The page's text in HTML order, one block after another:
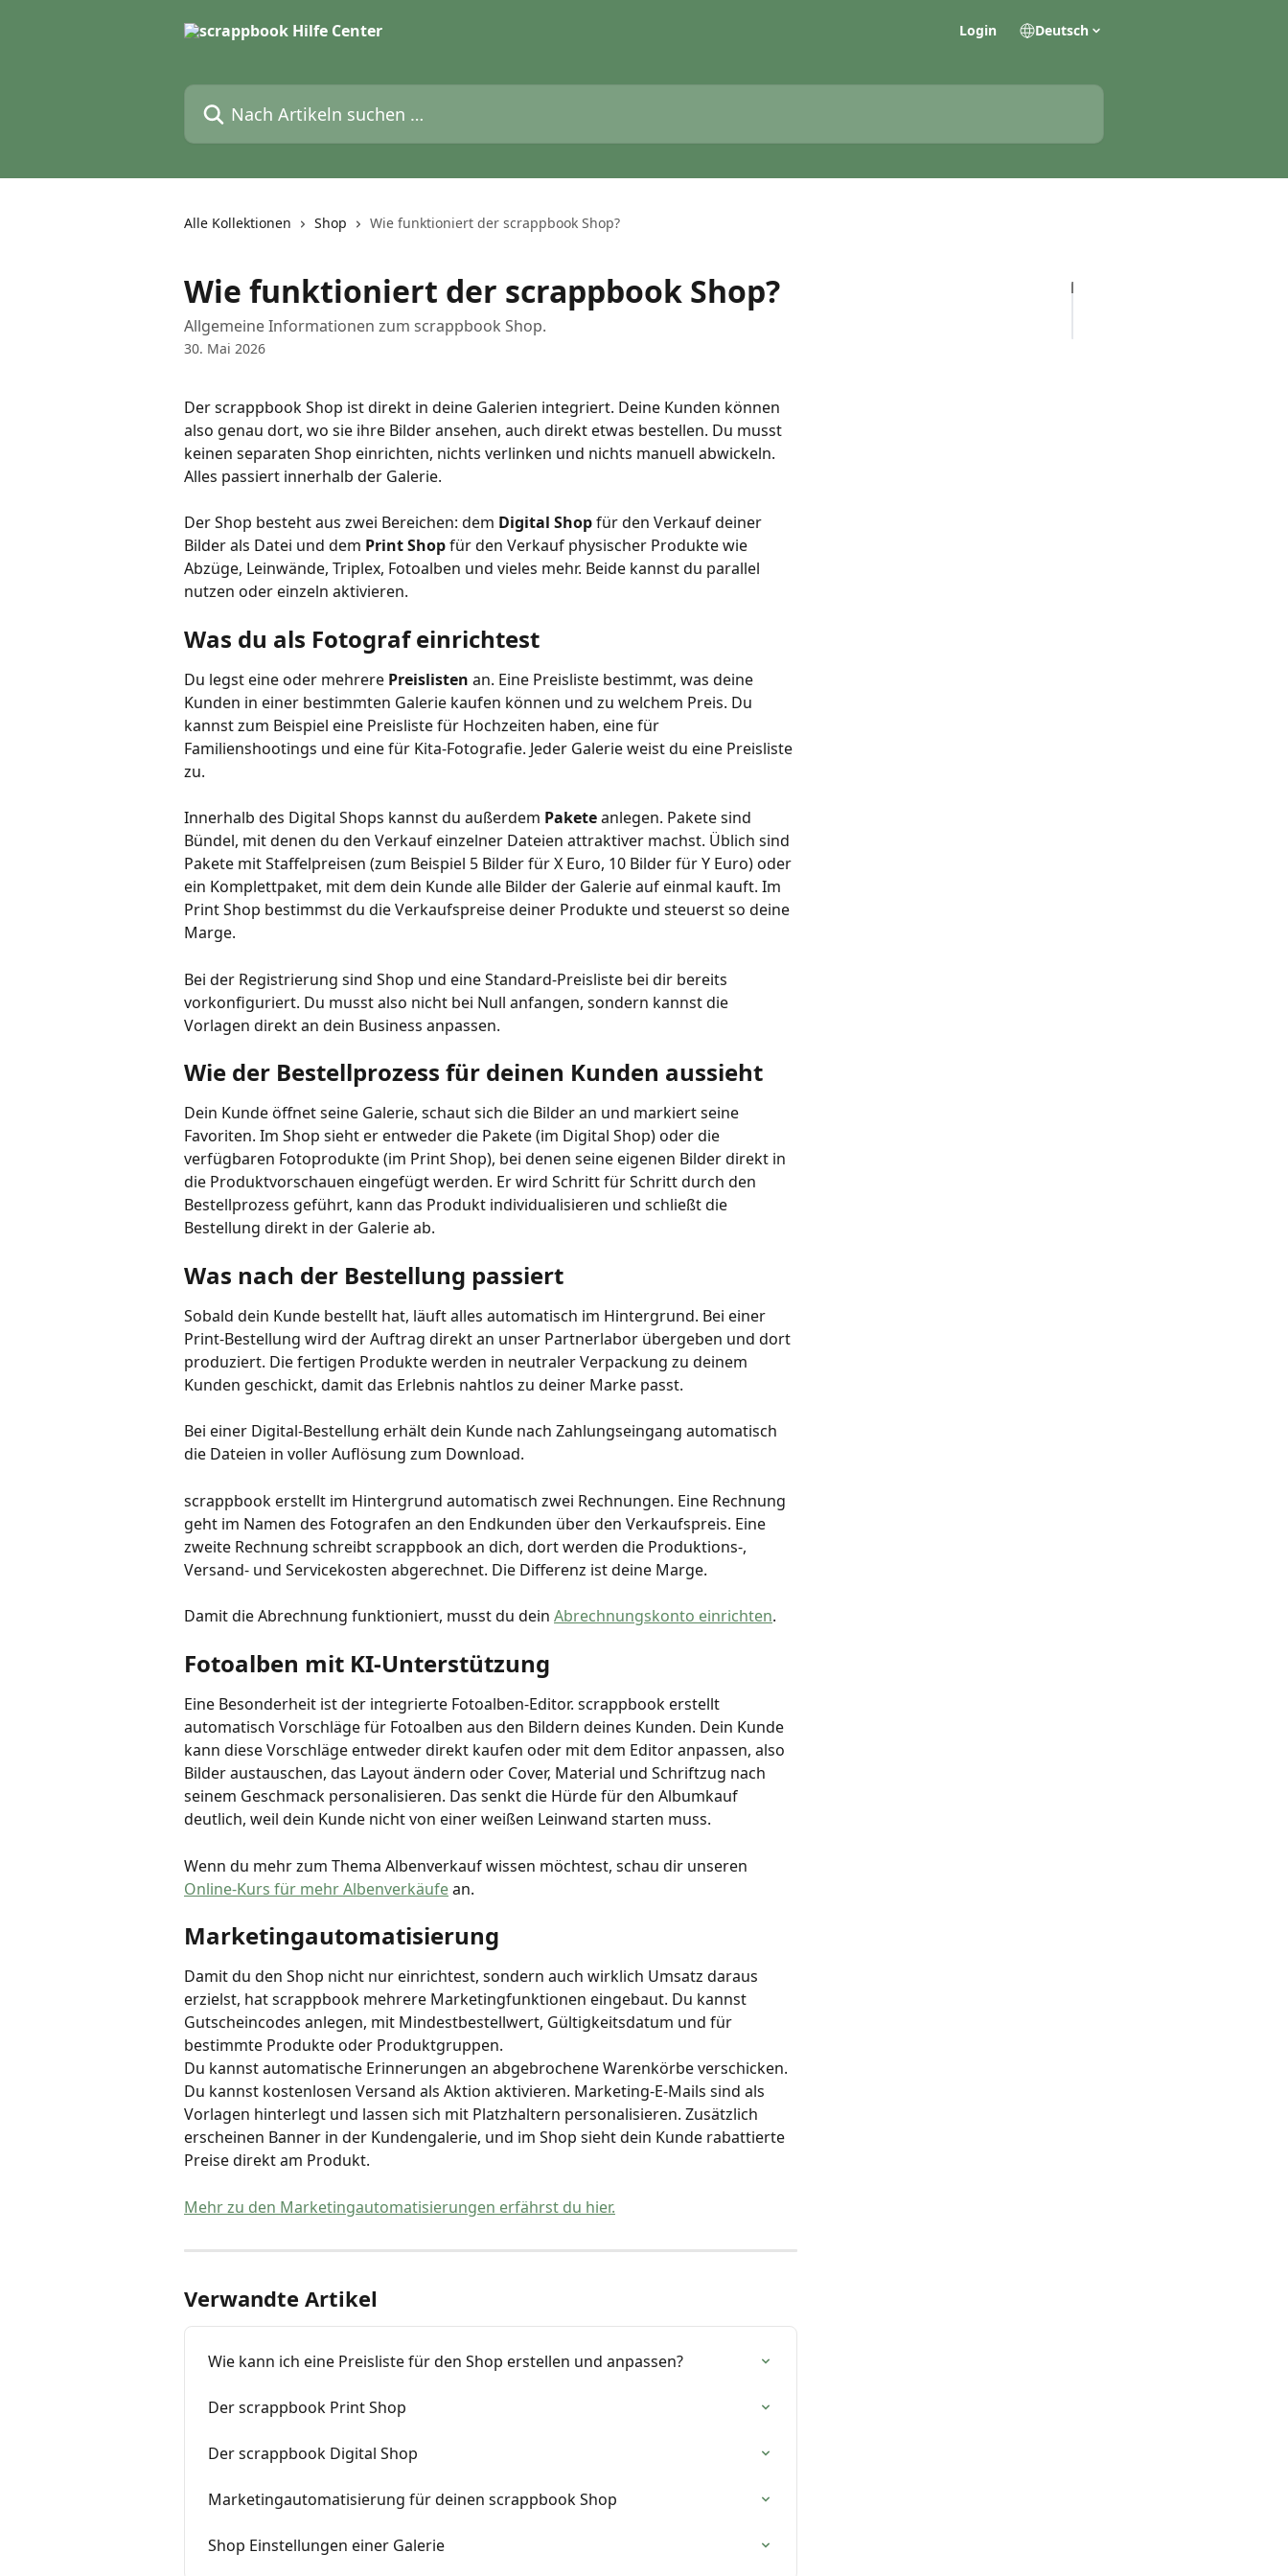
Login Deutsch
Nach Artikeln suchen …
Alle Kollektionen Shop Wie funktioniert der scrappbook Shop?
Wie funktioniert der scrappbook Shop?
Allgemeine Informationen zum scrappbook Shop.
30. Mai 2026
Der scrappbook Shop ist direkt in deine Galerien integriert. Deine Kunden können
also genau dort, wo sie ihre Bilder ansehen, auch direkt etwas bestellen. Du musst
keinen separaten Shop einrichten, nichts verlinken und nichts manuell abwickeln.
Alles passiert innerhalb der Galerie.
Der Shop besteht aus zwei Bereichen: dem Digital Shop für den Verkauf deiner
Bilder als Datei und dem Print Shop für den Verkauf physischer Produkte wie
Abzüge, Leinwände, Triplex, Fotoalben und vieles mehr. Beide kannst du parallel
nutzen oder einzeln aktivieren.
Was du als Fotograf einrichtest
Du legst eine oder mehrere Preislisten an. Eine Preisliste bestimmt, was deine
Kunden in einer bestimmten Galerie kaufen können und zu welchem Preis. Du
kannst zum Beispiel eine Preisliste für Hochzeiten haben, eine für
Familienshootings und eine für Kita-Fotografie. Jeder Galerie weist du eine Preisliste
zu.
Innerhalb des Digital Shops kannst du außerdem Pakete anlegen. Pakete sind
Bündel, mit denen du den Verkauf einzelner Dateien attraktiver machst. Üblich sind
Pakete mit Staffelpreisen (zum Beispiel 5 Bilder für X Euro, 10 Bilder für Y Euro) oder
ein Komplettpaket, mit dem dein Kunde alle Bilder der Galerie auf einmal kauft. Im
Print Shop bestimmst du die Verkaufspreise deiner Produkte und steuerst so deine
Marge.
Bei der Registrierung sind Shop und eine Standard-Preisliste bei dir bereits
vorkonfiguriert. Du musst also nicht bei Null anfangen, sondern kannst die
Vorlagen direkt an dein Business anpassen.
Wie der Bestellprozess für deinen Kunden aussieht
Dein Kunde öffnet seine Galerie, schaut sich die Bilder an und markiert seine
Favoriten. Im Shop sieht er entweder die Pakete (im Digital Shop) oder die
verfügbaren Fotoprodukte (im Print Shop), bei denen seine eigenen Bilder direkt in
die Produktvorschauen eingefügt werden. Er wird Schritt für Schritt durch den
Bestellprozess geführt, kann das Produkt individualisieren und schließt die
Bestellung direkt in der Galerie ab.
Was nach der Bestellung passiert
Sobald dein Kunde bestellt hat, läuft alles automatisch im Hintergrund. Bei einer
Print-Bestellung wird der Auftrag direkt an unser Partnerlabor übergeben und dort
produziert. Die fertigen Produkte werden in neutraler Verpackung zu deinem
Kunden geschickt, damit das Erlebnis nahtlos zu deiner Marke passt.
Bei einer Digital-Bestellung erhält dein Kunde nach Zahlungseingang automatisch
die Dateien in voller Auflösung zum Download.
scrappbook erstellt im Hintergrund automatisch zwei Rechnungen. Eine Rechnung
geht im Namen des Fotografen an den Endkunden über den Verkaufspreis. Eine
zweite Rechnung schreibt scrappbook an dich, dort werden die Produktions-,
Versand- und Servicekosten abgerechnet. Die Differenz ist deine Marge.
Damit die Abrechnung funktioniert, musst du dein Abrechnungskonto einrichten.
Fotoalben mit KI-Unterstützung
Eine Besonderheit ist der integrierte Fotoalben-Editor. scrappbook erstellt
automatisch Vorschläge für Fotoalben aus den Bildern deines Kunden. Dein Kunde
kann diese Vorschläge entweder direkt kaufen oder mit dem Editor anpassen, also
Bilder austauschen, das Layout ändern oder Cover, Material und Schriftzug nach
seinem Geschmack personalisieren. Das senkt die Hürde für den Albumkauf
deutlich, weil dein Kunde nicht von einer weißen Leinwand starten muss.
Wenn du mehr zum Thema Albenverkauf wissen möchtest, schau dir unseren
Online-Kurs für mehr Albenverkäufe an.
Marketingautomatisierung
Damit du den Shop nicht nur einrichtest, sondern auch wirklich Umsatz daraus
erzielst, hat scrappbook mehrere Marketingfunktionen eingebaut. Du kannst
Gutscheincodes anlegen, mit Mindestbestellwert, Gültigkeitsdatum und für
bestimmte Produkte oder Produktgruppen.
Du kannst automatische Erinnerungen an abgebrochene Warenkörbe verschicken.
Du kannst kostenlosen Versand als Aktion aktivieren. Marketing-E-Mails sind als
Vorlagen hinterlegt und lassen sich mit Platzhaltern personalisieren. Zusätzlich
erscheinen Banner in der Kundengalerie, und im Shop sieht dein Kunde rabattierte
Preise direkt am Produkt.
Mehr zu den Marketingautomatisierungen erfährst du hier.
Verwandte Artikel
Wie kann ich eine Preisliste für den Shop erstellen und anpassen?
Der scrappbook Print Shop
Der scrappbook Digital Shop
Marketingautomatisierung für deinen scrappbook Shop
Shop Einstellungen einer Galerie